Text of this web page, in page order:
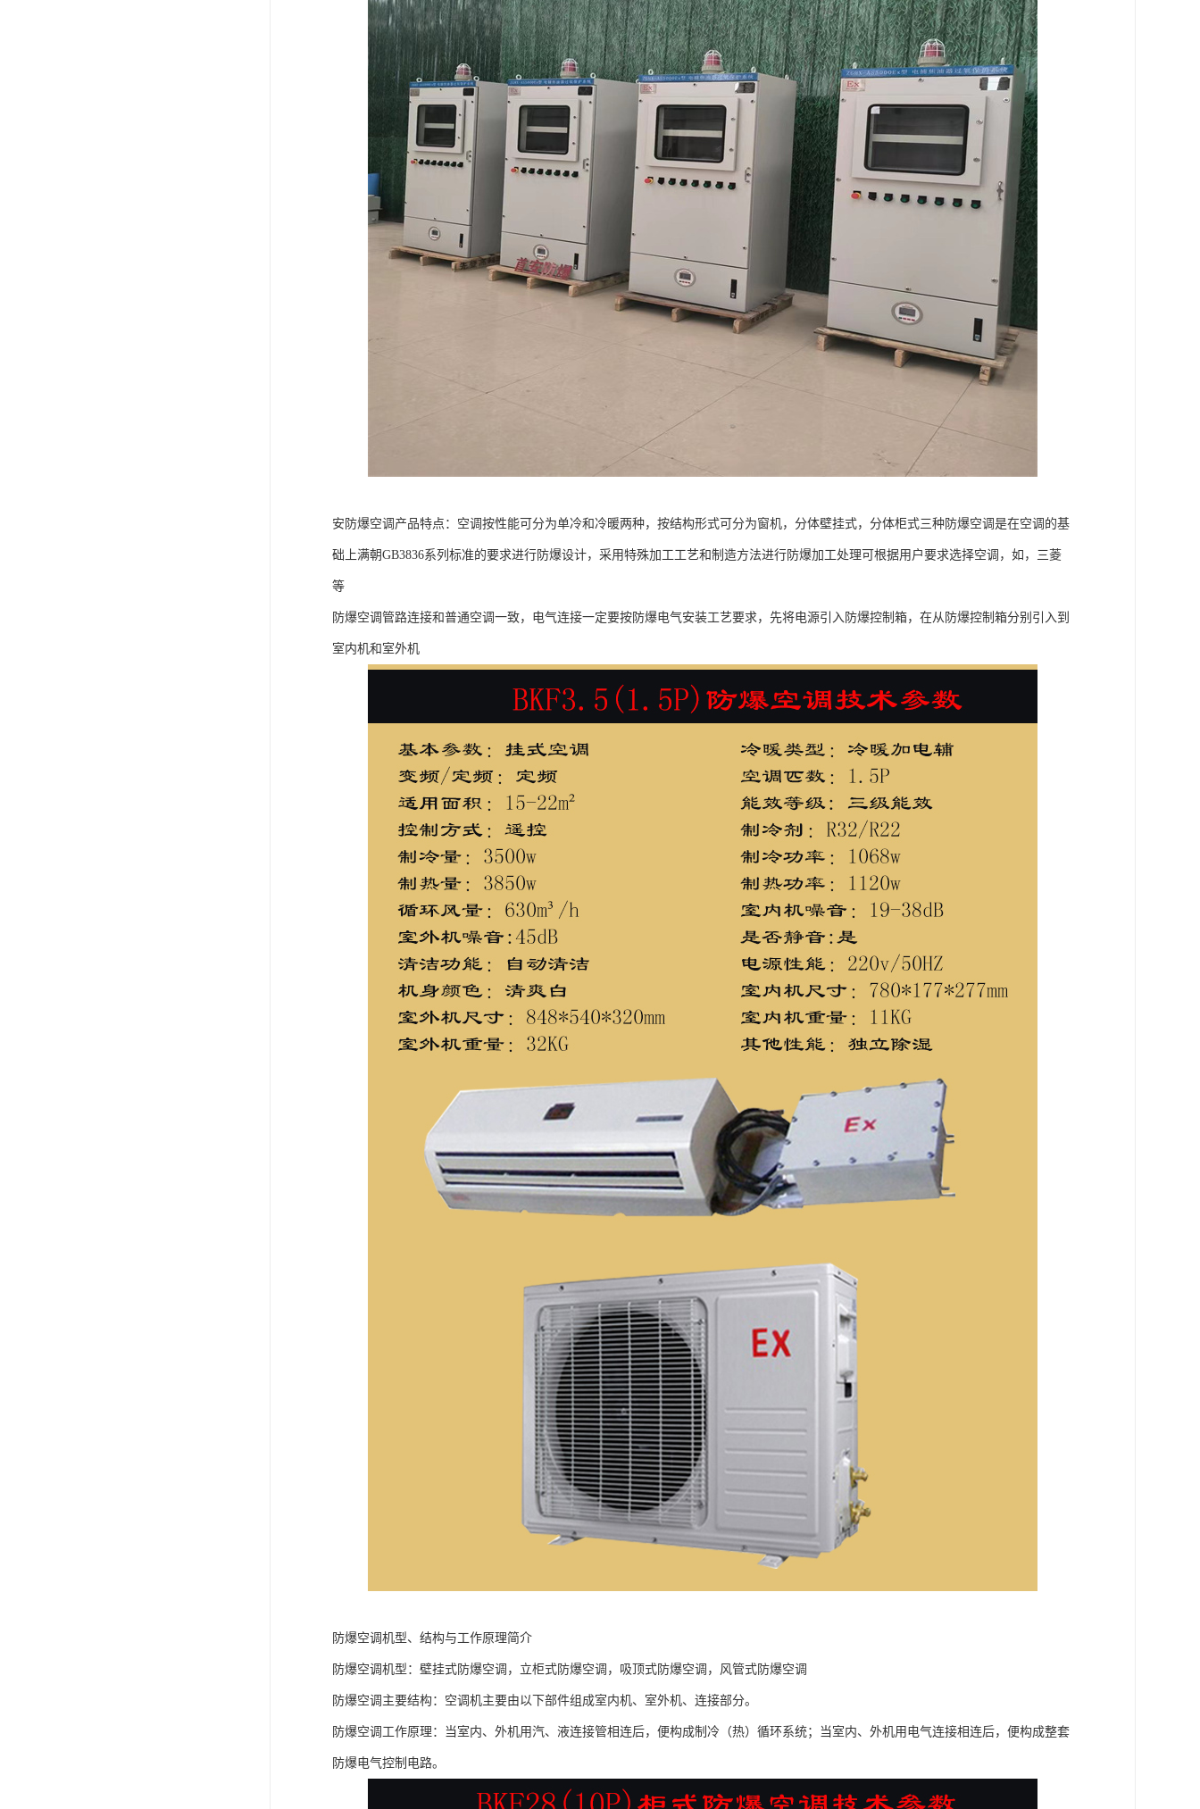
安防爆空调产品特点：空调按性能可分为单冷和冷暖两种，按结构形式可分为窗机，分体壁挂式，分体柜式三种防爆空调是在空调的基
础上满朝GB3836系列标准的要求进行防爆设计，采用特殊加工工艺和制造方法进行防爆加工处理可根据用户要求选择空调，如，三菱
等
防爆空调管路连接和普通空调一致，电气连接一定要按防爆电气安装工艺要求，先将电源引入防爆控制箱，在从防爆控制箱分别引入到
室内机和室外机
防爆空调机型、结构与工作原理简介
防爆空调机型：壁挂式防爆空调，立柜式防爆空调，吸顶式防爆空调，风管式防爆空调
防爆空调主要结构：空调机主要由以下部件组成室内机、室外机、连接部分。
防爆空调工作原理：当室内、外机用汽、液连接管相连后，便构成制冷（热）循环系统；当室内、外机用电气连接相连后，便构成整套
防爆电气控制电路。